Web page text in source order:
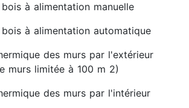
à alimentation manuelle
bois à alimentation automatique
des murs par l'extérieur
murs limitée à 100 m 2)
des murs par l'intérieur